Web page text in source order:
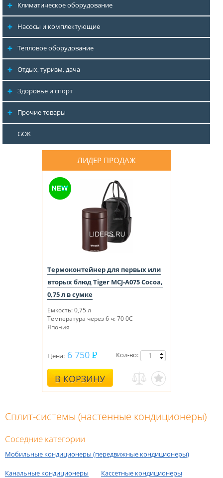
Климатическое оборудование
Насосы и комплектующие
Тепловое оборудование
Отдых, туризм, дача
Здоровье и спорт
Прочие товары
GOK
ЛИДЕР ПРОДАЖ
Термоконтейнер для первых или
вторых блюд Tiger MCJ-A075 Cocoa,
0,75 л в сумке
Емкость: 0,75 л
Температура через 6 ч: 70 0С
Япония
Цена: 6 750
В КОРЗИНУ
Кол-во:
Сплит-сиcтемы (настенные кондиционеры)
Соседние категории
Мобильные кондиционеры (передвижные кондиционеры)
Канальные кондиционеры Кассетные кондиционеры